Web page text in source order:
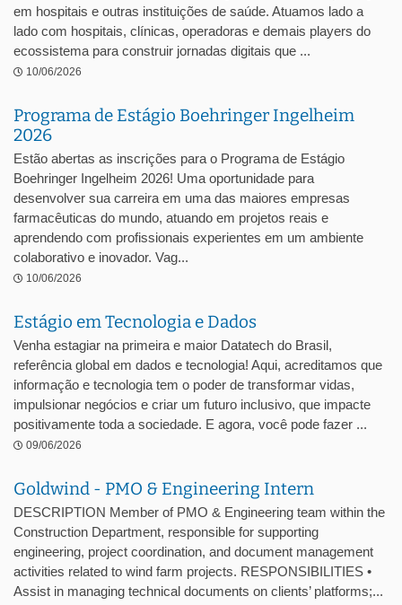
em hospitais e outras instituições de saúde. Atuamos lado a
lado com hospitais, clínicas, operadoras e demais players do
ecossistema para construir jornadas digitais que ...
10/06/2026
Programa de Estágio Boehringer Ingelheim
2026
Estão abertas as inscrições para o Programa de Estágio
Boehringer Ingelheim 2026! Uma oportunidade para
desenvolver sua carreira em uma das maiores empresas
farmacêuticas do mundo, atuando em projetos reais e
aprendendo com profissionais experientes em um ambiente
colaborativo e inovador. Vag...
10/06/2026
Estágio em Tecnologia e Dados
Venha estagiar na primeira e maior Datatech do Brasil,
referência global em dados e tecnologia! Aqui, acreditamos que
informação e tecnologia tem o poder de transformar vidas,
impulsionar negócios e criar um futuro inclusivo, que impacte
positivamente toda a sociedade. E agora, você pode fazer ...
09/06/2026
Goldwind - PMO & Engineering Intern
DESCRIPTION Member of PMO & Engineering team within the
Construction Department, responsible for supporting
engineering, project coordination, and document management
activities related to wind farm projects. RESPONSIBILITIES •
Assist in managing technical documents on clients’ platforms;...